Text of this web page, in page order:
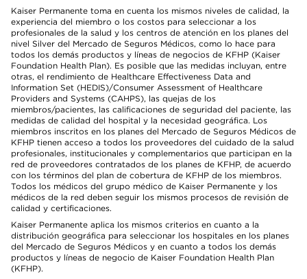
Kaiser Permanente toma en cuenta los mismos niveles de calidad, la
experiencia del miembro o los costos para seleccionar a los
profesionales de la salud y los centros de atención en los planes del
nivel Silver del Mercado de Seguros Médicos, como lo hace para
todos los demás productos y líneas de negocios de KFHP (Kaiser
Foundation Health Plan). Es posible que las medidas incluyan, entre
otras, el rendimiento de Healthcare Effectiveness Data and
Information Set (HEDIS)/Consumer Assessment of Healthcare
Providers and Systems (CAHPS), las quejas de los
miembros/pacientes, las calificaciones de seguridad del paciente, las
medidas de calidad del hospital y la necesidad geográfica. Los
miembros inscritos en los planes del Mercado de Seguros Médicos de
KFHP tienen acceso a todos los proveedores del cuidado de la salud
profesionales, institucionales y complementarios que participan en la
red de proveedores contratados de los planes de KFHP, de acuerdo
con los términos del plan de cobertura de KFHP de los miembros.
Todos los médicos del grupo médico de Kaiser Permanente y los
médicos de la red deben seguir los mismos procesos de revisión de
calidad y certificaciones.
Kaiser Permanente aplica los mismos criterios en cuanto a la
distribución geográfica para seleccionar los hospitales en los planes
del Mercado de Seguros Médicos y en cuanto a todos los demás
productos y líneas de negocio de Kaiser Foundation Health Plan
(KFHP).